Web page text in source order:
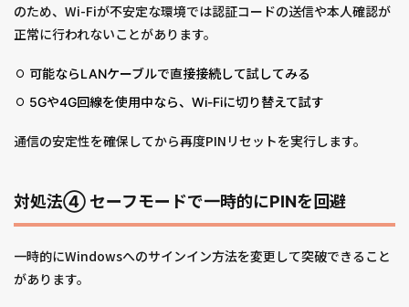
のため、Wi-Fiが不安定な環境では認証コードの送信や本人確認が
正常に行われないことがあります。
可能ならLANケーブルで直接接続して試してみる
5Gや4G回線を使用中なら、Wi-Fiに切り替えて試す
通信の安定性を確保してから再度PINリセットを実行します。
対処法④ セーフモードで一時的にPINを回避
一時的にWindowsへのサインイン方法を変更して突破できること
があります。